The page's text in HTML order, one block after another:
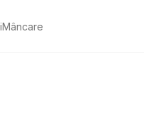
Mâncare